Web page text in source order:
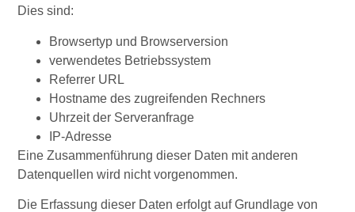
Dies sind:
Browsertyp und Browserversion
verwendetes Betriebssystem
Referrer URL
Hostname des zugreifenden Rechners
Uhrzeit der Serveranfrage
IP-Adresse
Eine Zusammenführung dieser Daten mit anderen
Datenquellen wird nicht vorgenommen.
Die Erfassung dieser Daten erfolgt auf Grundlage von